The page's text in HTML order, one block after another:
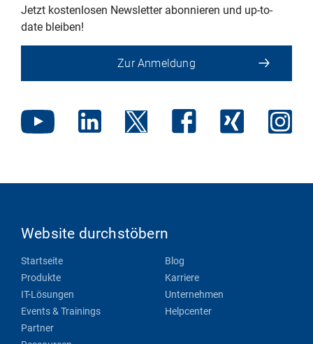
Jetzt kostenlosen Newsletter abonnieren und up-to-
date bleiben!
Zur Anmeldung
Website durchstöbern
Startseite
Produkte
IT-Lösungen
Events & Trainings
Partner
Blog
Karriere
Unternehmen
Helpcenter